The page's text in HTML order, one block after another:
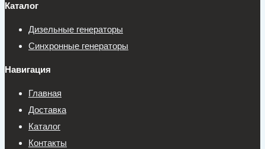
Каталог
Дизельные генераторы
Синхронные генераторы
Навигация
Главная
Доставка
Каталог
Контакты